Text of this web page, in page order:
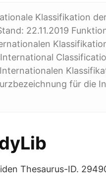
Klassifikation
22.11.2019
für die
Thesaurus-ID.